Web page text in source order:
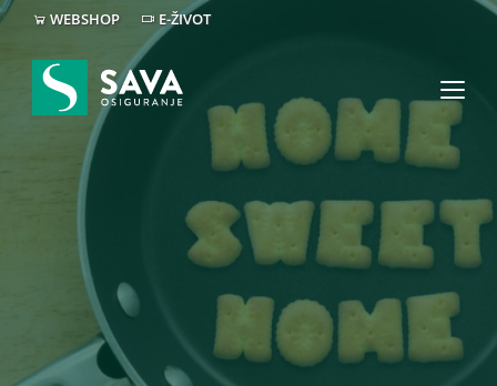
WEBSHOP E-ŽIVOT